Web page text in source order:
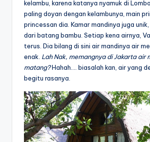
kelambu, karena katanya nyamuk di
paling doyan dengan kelambunya, main
princessan dia. Kamar mandinya juga
dari batang bambu. Setiap kena airnya,
terus. Dia bilang di sini air mandinya air
enak. Lah Nak, memangnya di Jakarta air
matang?Hahah…. biasalah kan, air yang
begitu rasanya.